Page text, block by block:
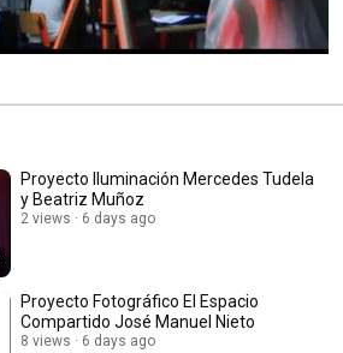
Proyecto Iluminación Mercedes Tudela
y Beatriz Muñoz
2 views 6 days ago
Proyecto Fotográfico El Espacio
Compartido José Manuel Nieto
8 views 6 days ago